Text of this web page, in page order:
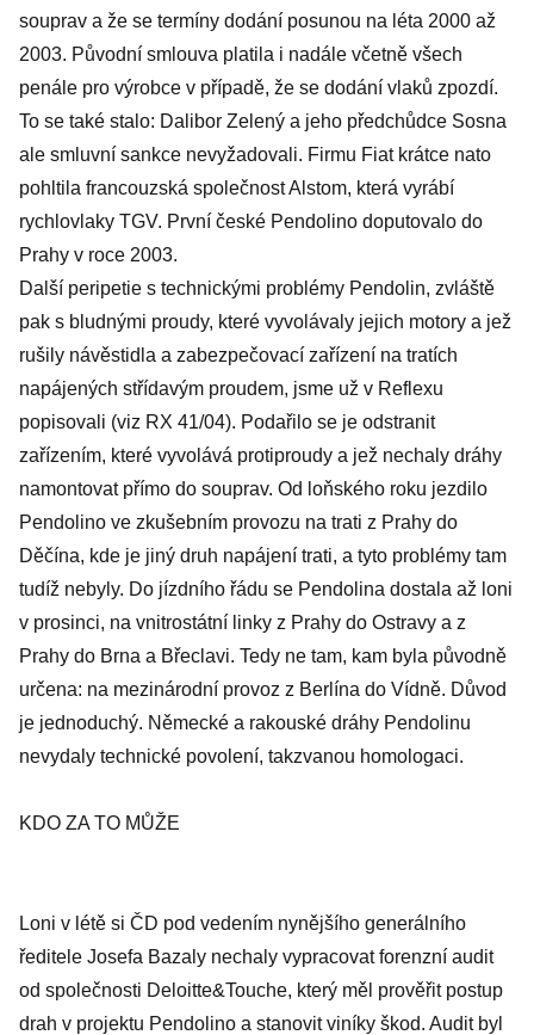
souprav a že se termíny dodání posunou na léta 2000 až
2003. Původní smlouva platila i nadále včetně všech
penále pro výrobce v případě, že se dodání vlaků zpozdí.
To se také stalo: Dalibor Zelený a jeho předchůdce Sosna
ale smluvní sankce nevyžadovali. Firmu Fiat krátce nato
pohltila francouzská společnost Alstom, která vyrábí
rychlovlaky TGV. První české Pendolino doputovalo do
Prahy v roce 2003.
Další peripetie s technickými problémy Pendolin, zvláště
pak s bludnými proudy, které vyvolávaly jejich motory a jež
rušily návěstidla a zabezpečovací zařízení na tratích
napájených střídavým proudem, jsme už v Reflexu
popisovali (viz RX 41/04). Podařilo se je odstranit
zařízením, které vyvolává protiproudy a jež nechaly dráhy
namontovat přímo do souprav. Od loňského roku jezdilo
Pendolino ve zkušebním provozu na trati z Prahy do
Děčína, kde je jiný druh napájení trati, a tyto problémy tam
tudíž nebyly. Do jízdního řádu se Pendolina dostala až loni
v prosinci, na vnitrostátní linky z Prahy do Ostravy a z
Prahy do Brna a Břeclavi. Tedy ne tam, kam byla původně
určena: na mezinárodní provoz z Berlína do Vídně. Důvod
je jednoduchý. Německé a rakouské dráhy Pendolinu
nevydaly technické povolení, takzvanou homologaci.
KDO ZA TO MŮŽE
Loni v létě si ČD pod vedením nynějšího generálního
ředitele Josefa Bazaly nechaly vypracovat forenzní audit
od společnosti Deloitte&Touche, který měl prověřit postup
drah v projektu Pendolino a stanovit viníky škod. Audit byl